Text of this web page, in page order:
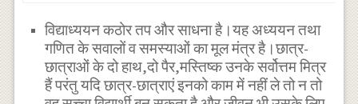
विद्याध्ययन कठोर तप और साधना है।यह अध्ययन तथा
गणित के सवालों व समस्याओं का मूल मंत्र है।छात्र-
छात्राओं के दो हाथ,दो पैर,मस्तिष्क उनके सर्वोत्तम मित्र
हैं परंतु यदि छात्र-छात्राएं इनको काम में नहीं ले तो न तो